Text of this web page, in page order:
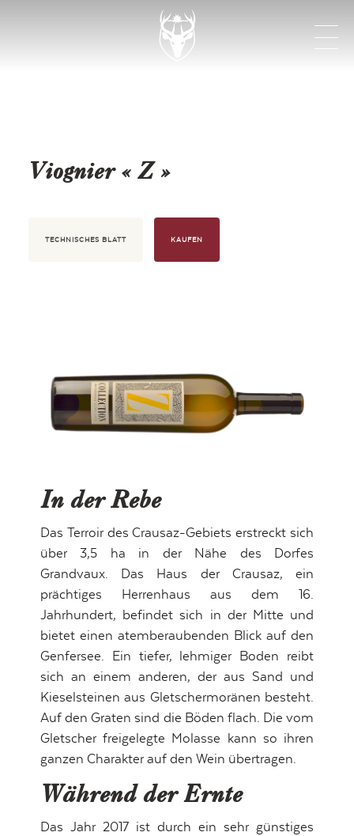
Viognier « Z »
TECHNISCHES BLATT KAUFEN
In der Rebe
Das Terroir des Crausaz-Gebiets erstreckt sich
über 3,5 ha in der Nähe des Dorfes
Grandvaux. Das Haus der Crausaz, ein
prächtiges Herrenhaus aus dem 16.
Jahrhundert, befindet sich in der Mitte und
bietet einen atemberaubenden Blick auf den
Genfersee. Ein tiefer, lehmiger Boden reibt
sich an einem anderen, der aus Sand und
Kieselsteinen aus Gletschermoränen besteht.
Auf den Graten sind die Böden flach. Die vom
Gletscher freigelegte Molasse kann so ihren
ganzen Charakter auf den Wein übertragen.
Während der Ernte
Das Jahr 2017 ist durch ein sehr günstiges